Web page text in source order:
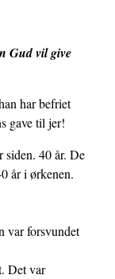
Gud vil give
har befriet
gave til jer!
siden. 40 år. De
år i ørkenen.
var forsvundet
Det var